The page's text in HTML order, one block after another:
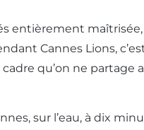
entièrement maîtrisée,
Cannes Lions,
qu’on ne partage
sur l’eau, à dix